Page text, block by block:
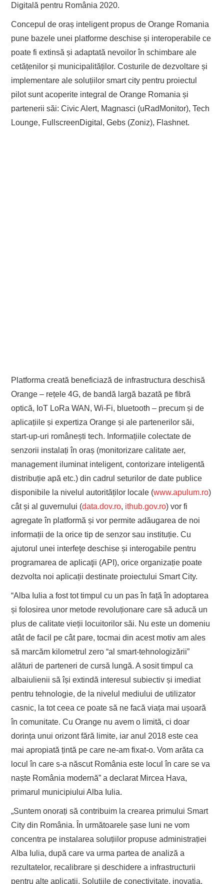
Digitală pentru România 2020.
Concepul de oraș inteligent propus de Orange Romania
pune bazele unei platforme deschise și interoperabile ce
poate fi extinsă și adaptată nevoilor în schimbare ale
cetățenilor și municipalităților. Costurile de dezvoltare și
implementare ale soluțiilor smart city pentru proiectul
pilot sunt acoperite integral de Orange Romania și
partenerii săi: Civic Alert, Magnasci (uRadMonitor), Tech
Lounge, FullscreenDigital, Gebs (Zoniz), Flashnet.
Platforma creată beneficiază de infrastructura deschisă
Orange – rețele 4G, de bandă largă bazată pe fibră
optică, IoT LoRa WAN, Wi-Fi, bluetooth – precum și de
aplicațiile și expertiza Orange și ale partenerilor săi,
start-up-uri românești tech. Informațiile colectate de
senzorii instalați în oraș (monitorizare calitate aer,
management iluminat inteligent, contorizare inteligentă
distribuție apă etc.) din cadrul seturilor de date publice
disponibile la nivelul autorităților locale (www.apulum.ro)
cât și al guvernului (data.dov.ro, ithub.gov.ro) vor fi
agregate în platformă și vor permite adăugarea de noi
informații de la orice tip de senzor sau instituție. Cu
ajutorul unei interfeţe deschise și interogabile pentru
programarea de aplicaţii (API), orice organizație poate
dezvolta noi aplicații destinate proiectului Smart City.
“Alba Iulia a fost tot timpul cu un pas în față în adoptarea
și folosirea unor metode revoluționare care să aducă un
plus de calitate vieții locuitorilor săi. Nu este un domeniu
atât de facil pe cât pare, tocmai din acest motiv am ales
să marcăm kilometrul zero “al smart-tehnologizării”
alături de parteneri de cursă lungă. A sosit timpul ca
albaiulienii să își extindă interesul subiectiv și imediat
pentru tehnologie, de la nivelul mediului de utilizator
casnic, la tot ceea ce poate să ne facă viața mai ușoară
în comunitate. Cu Orange nu avem o limită, ci doar
dorința unui orizont fără limite, iar anul 2018 este cea
mai apropiată țintă pe care ne-am fixat-o. Vom arăta ca
locul în care s-a născut România este locul în care se va
naște România modernă” a declarat Mircea Hava,
primarul municipiului Alba Iulia.
„Suntem onorați să contribuim la crearea primului Smart
City din România. În următoarele șase luni ne vom
concentra pe instalarea soluțiilor propuse administrației
Alba Iulia, după care va urma partea de analiză a
rezultatelor, recalibrare și deschidere a infrastructurii
pentru alte aplicații. Soluțiile de conectivitate, inovația,